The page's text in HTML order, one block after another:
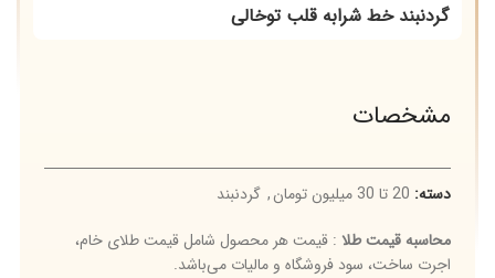
گردنبند خط شرابه قلب توخالی
مشخصات
دسته: 20 تا 30 میلیون تومان , گردنبند
محاسبه قیمت طلا : قیمت هر محصول شامل قیمت طلای خام،
اجرت ساخت، سود فروشگاه و مالیات می‌باشد.